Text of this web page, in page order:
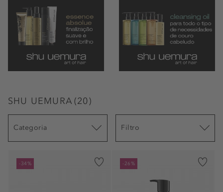
SHU UEMURA (20)
Categoria Filtro
-34% -26%